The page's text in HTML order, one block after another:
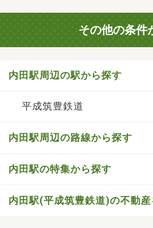
その他の条件
内田駅周辺の駅から探す
平成筑豊鉄道
内田駅周辺の路線から探す
内田駅の特集から探す
内田駅(平成筑豊鉄道)の不動産